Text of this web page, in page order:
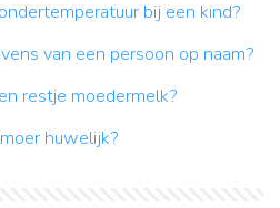
bij een kind?
van een persoon op naam?
restje moedermelk?
huwelijk?